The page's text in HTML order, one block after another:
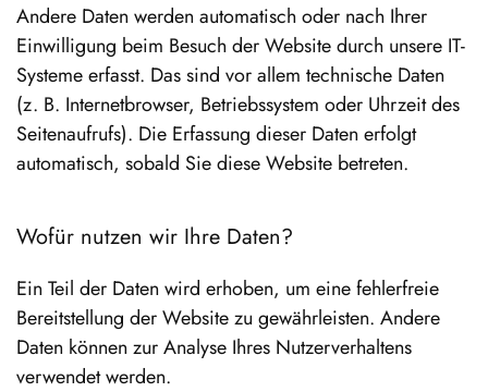
Andere Daten werden automatisch oder nach Ihrer
Einwilligung beim Besuch der Website durch unsere IT-
Systeme erfasst. Das sind vor allem technische Daten
(z. B. Internetbrowser, Betriebssystem oder Uhrzeit des
Seitenaufrufs). Die Erfassung dieser Daten erfolgt
automatisch, sobald Sie diese Website betreten.
Wofür nutzen wir Ihre Daten?
Ein Teil der Daten wird erhoben, um eine fehlerfreie
Bereitstellung der Website zu gewährleisten. Andere
Daten können zur Analyse Ihres Nutzerverhaltens
verwendet werden.